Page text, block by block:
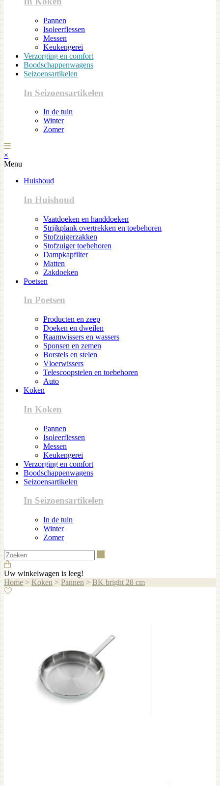
Pannen
Isoleerflessen
Messen
Keukengerei
Verzorging en comfort
Boodschappenwagens
Seizoensartikelen
In Seizoensartikelen
In de tuin
Winter
Zomer
×
Menu
Huishoud
In Huishoud
Vaatdoeken en handdoeken
Strijkplank overtrekken en toebehoren
Stofzuigerzakken
Stofzuiger toebehoren
Dampkapfilter
Matten
Zakdoeken
Poetsen
In Poetsen
Producten en zeep
Doeken en dweilen
Raamwissers en wassers
Sponsen en zemen
Borstels en stelen
Vloerwissers
Telescoopstelen en toebehoren
Auto
Koken
In Koken
Pannen
Isoleerflessen
Messen
Keukengerei
Verzorging en comfort
Boodschappenwagens
Seizoensartikelen
In Seizoensartikelen
In de tuin
Winter
Zomer
Uw winkelwagen is leeg!
Home > Koken > Pannen > BK bright 28 cm